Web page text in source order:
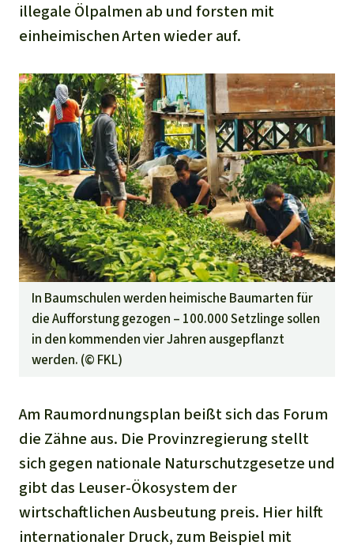
illegale Ölpalmen ab und forsten mit
einheimischen Arten wieder auf.
In Baumschulen werden heimische Baumarten für
die Aufforstung gezogen – 100.000 Setzlinge sollen
in den kommenden vier Jahren ausgepflanzt
werden. (© FKL)
Am Raumordnungsplan beißt sich das Forum
die Zähne aus. Die Provinzregierung stellt
sich gegen nationale Naturschutzgesetze und
gibt das Leuser-Ökosystem der
wirtschaftlichen Ausbeutung preis. Hier hilft
internationaler Druck, zum Beispiel mit